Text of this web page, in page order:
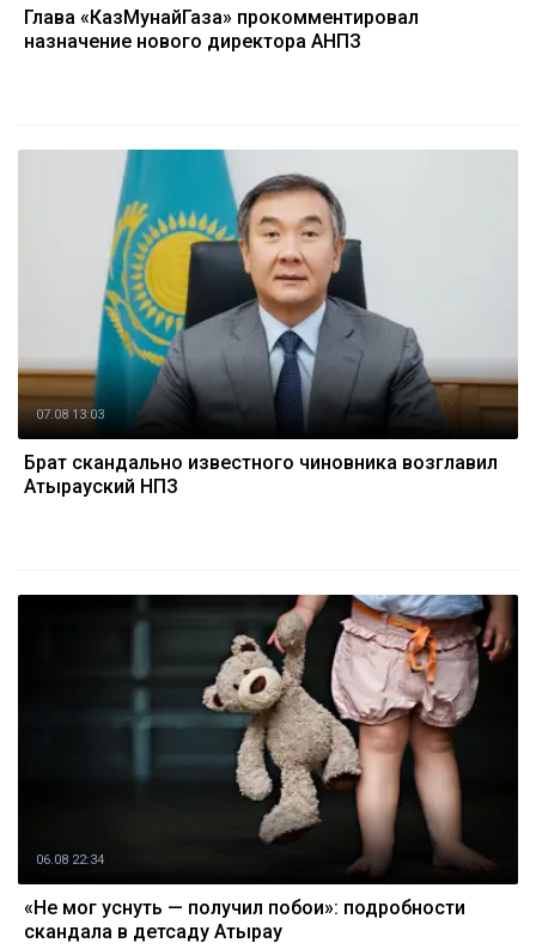
Глава «КазМунайГаза» прокомментировал
назначение нового директора АНПЗ
07.08 13:03
Брат скандально известного чиновника возглавил
Атырауский НПЗ
06.08 22:34
«Не мог уснуть — получил побои»: подробности
скандала в детсаду Атырау